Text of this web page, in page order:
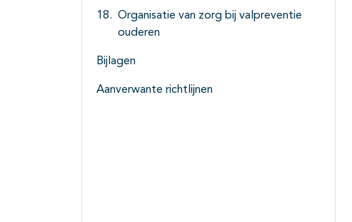
Organisatie van zorg bij valpreventie
ouderen
Bijlagen
Aanverwante richtlijnen